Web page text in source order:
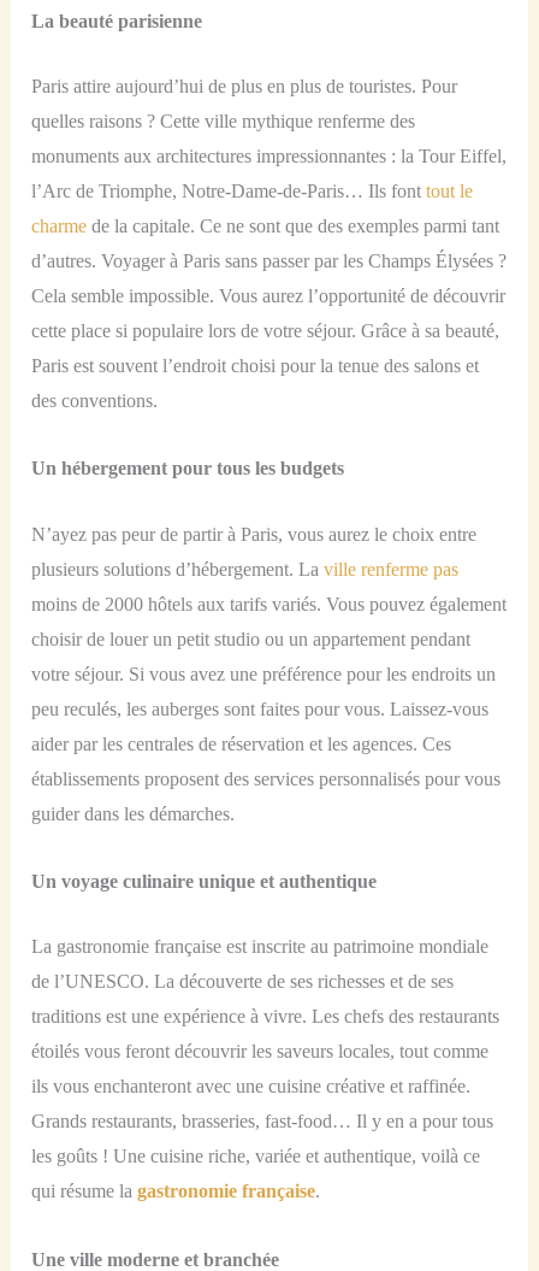
La beauté parisienne
Paris attire aujourd’hui de plus en plus de touristes. Pour
quelles raisons ? Cette ville mythique renferme des
monuments aux architectures impressionnantes : la Tour Eiffel,
l’Arc de Triomphe, Notre-Dame-de-Paris… Ils fonttout le
charme de la capitale. Ce ne sont que des exemples parmi tant
d’autres. Voyager à Paris sans passer par les Champs Élysées ?
Cela semble impossible. Vous aurez l’opportunité de découvrir
cette place si populaire lors de votre séjour. Grâce à sa beauté,
Paris est souvent l’endroit choisi pour la tenue des salons et
des conventions.
Un hébergement pour tous les budgets
N’ayez pas peur de partir à Paris, vous aurez le choix entre
plusieurs solutions d’hébergement. Laville renferme pas
moins de 2000 hôtels aux tarifs variés. Vous pouvez également
choisir de louer un petit studio ou un appartement pendant
votre séjour. Si vous avez une préférence pour les endroits un
peu reculés, les auberges sont faites pour vous. Laissez-vous
aider par les centrales de réservation et les agences. Ces
établissements proposent desservices personnalisés pour vous
guider dans les démarches.
Un voyage culinaire unique et authentique
La gastronomie française est inscrite au patrimoine mondiale
de l’UNESCO. La découverte de ses richesses et de ses
traditions est une expérience à vivre. Les chefs des restaurants
étoilés vous feront découvrir les saveurs locales, tout comme
ils vous enchanteront avec une cuisine créative et raffinée.
Grands restaurants, brasseries, fast-food… Il y en a pour tous
les goûts ! Une cuisine riche, variée et authentique, voilà ce
qui résume lagastronomie française.
Une ville moderne et branchée